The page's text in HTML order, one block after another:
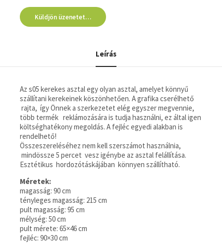
Küldjön üzenetet…
Leírás
Az s05 kerekes asztal egy olyan asztal, amelyet könnyű
szállítani kerekeinek köszönhetően. A grafika cserélhető
rajta, így Önnek a szerkezetet elég egyszer megvennie,
több termék reklámozására is tudja használni, ez által igen
költséghatékony megoldás. A fejléc egyedi alakban is
rendelhető!
Összeszereléséhez nem kell szerszámot használnia,
mindössze 5 percet vesz igénybe az asztal felállítása.
Esztétikus hordozótáskájában könnyen szállítható.
Méretek:
magasság: 90 cm
tényleges magasság: 215 cm
pult magasság: 95 cm
mélység: 50 cm
pult mérete: 65×46 cm
fejléc: 90×30 cm